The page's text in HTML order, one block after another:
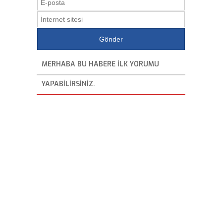
MERHABA BU HABERE ILK YORUMU
YAPABILIRSINIZ.